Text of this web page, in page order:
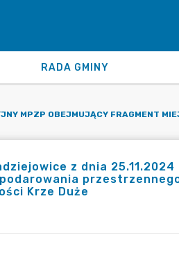
RADA GMINY
MPZP OBEJMUJĄCY FRAGMENT
z dnia
Krze Duże